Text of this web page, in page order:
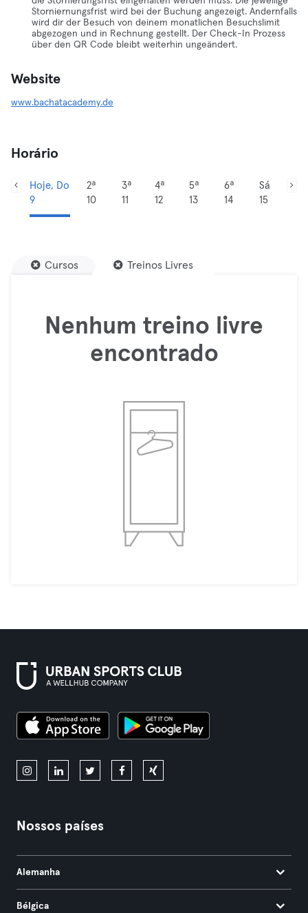
Storniernungsfrist wird bei der Buchung angezeigt. Andernfalls
wird dir der Besuch von deinem monatlichen Besuchslimit
abgezogen und in Rechnung gestellt. Der Check-In Prozess
über den QR Code bleibt weiterhin ungeändert.
Website
www.bachatacademy.de
Horário
Hoje, Do
9
2ª
10
3ª
11
4ª
12
5ª
13
6ª
14
Sá
15
Cursos Treinos Livres
Nenhum treino livre
encontrado
Nossos países
Alemanha
Bélgica